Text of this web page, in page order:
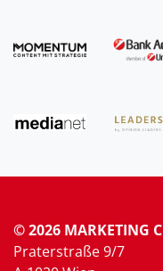
© 2026 MARKETING
Praterstraße 9/7